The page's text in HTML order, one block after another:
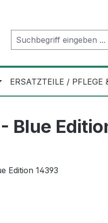
ERSATZTEILE / PFLEGE
Blue